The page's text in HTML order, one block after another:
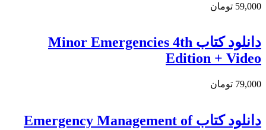
59,000 تومان
دانلود كتاب Minor Emergencies 4th
Edition + Video
79,000 تومان
دانلود کتاب Emergency Management of